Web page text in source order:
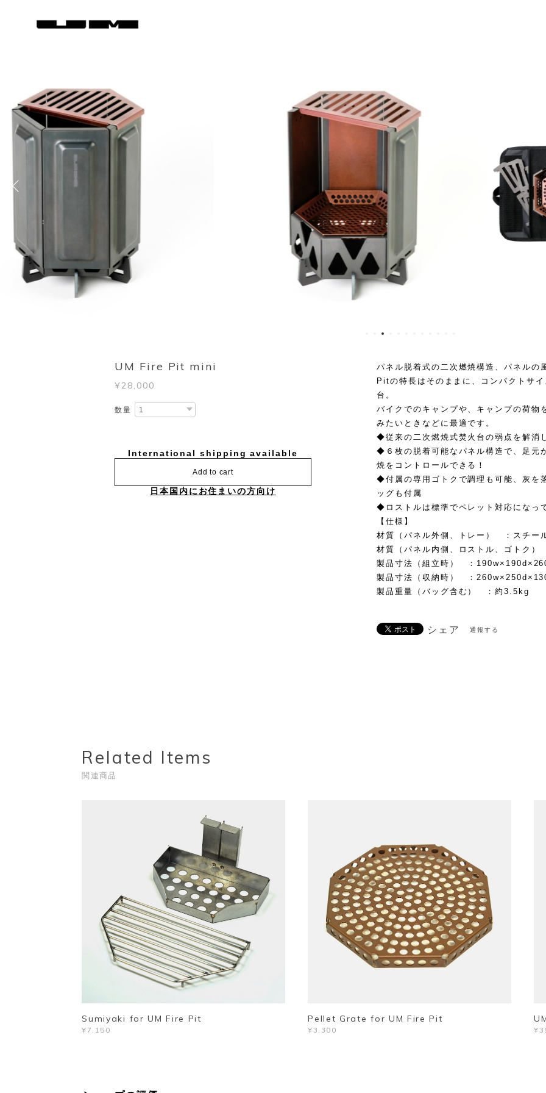
UM Fire Pit mini
¥28,000
数量
International shipping available
Add to cart
日本国内にお住まいの方向け
パネル脱着式の二次燃焼構造、パネル
Pitの特長はそのままに、コンパクトサ
台。
バイクでのキャンプや、キャンプの荷物
みたいときなどに最適です。
◆従来の二次燃焼式焚火台の弱点を解消
◆６枚の脱着可能なパネル構造で、足元
焼をコントロールできる！
◆付属の専用ゴトクで調理も可能、灰を
ッグも付属
◆ロストルは標準でペレット対応になっ
【仕様】
材質（パネル外側、トレー） ：スチー
材質（パネル内側、ロストル、ゴトク
製品寸法（組立時） ：
製品寸法（収納時） ：
製品重量（バッグ含む） ：約3.5kg
シェア 通報する
Related Items
関連商品
Sumiyaki for UM Fire Pit
¥7,150
Pellet Grate for UM Fire Pit
¥3,300